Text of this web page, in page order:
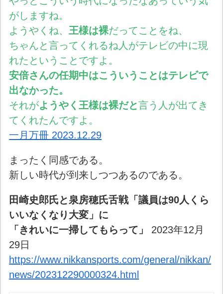
がしますね。
ようやくね、 王様は裸だってことをね、
ちゃんと言ってくれるね人がテレビの中に現
れたということですよ。
安倍さんの任期中はこういうことはテレビで
出なかった。
それがようやく王様は裸だと言う人が出てき
てくれたんですよ。
一月万冊 2023.12.29
まったく同感である。
新しい時代が到来しつつあるのである。
田崎史郎氏と泉房穂氏舌戦「議員は90人くら
いいなくなり大変」に
「きれいに一掃してもらって」
2023年12月
29日
https://www.nikkansports.com/general/nikkan/
news/202312290000324.html